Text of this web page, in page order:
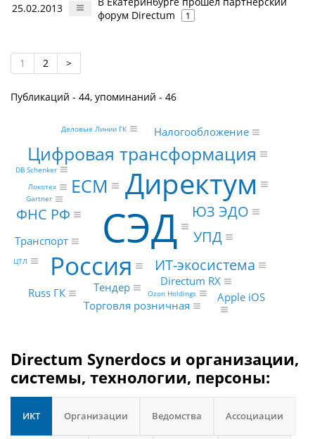
25.02.2013
форум Directum
1
1 2 >
Публикаций - 44, упоминаний - 46
СЭД
Директум
Россия
Цифровая трансформация
ECM
ИТ-экосистема
УПД
ЮЗ ЭДО
ФНС РФ
Транспорт
Directum RX
Russ ГК
Торговля розничная
Тендер
Apple iOS
Налогообложение
DB Schenker
Ozon Holdings
Локотех
Деловые Линии ГК
ЦТЛ
Gartner
Directum Synerdocs и организации,
системы, технологии, персоны:
ИКТ Организации Ведомства Ассоциации